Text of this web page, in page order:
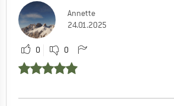
Annette
24.01.2025
0 0